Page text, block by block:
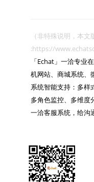
（非特殊说明，本
:https://
「Echat」一洽专业
机网站、商城系统、
系统智能支持：多样
多角色监控、多维度
一洽客服系统，给沟